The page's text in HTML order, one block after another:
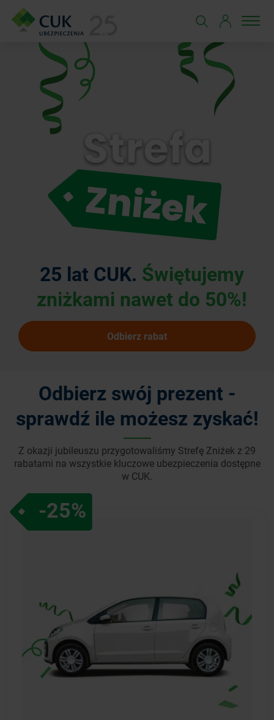
25 lat CUK. Świętujemy
zniżkami nawet do 50%!
Odbierz rabat
Odbierz swój prezent -
sprawdź ile możesz zyskać!
Z okazji jubileuszu przygotowaliśmy Strefę Zniżek z 29
rabatami na wszystkie kluczowe ubezpieczenia dostępne
w CUK.
-25%